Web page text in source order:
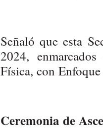
Señaló que esta
2024,
Física, con
Ceremonia de